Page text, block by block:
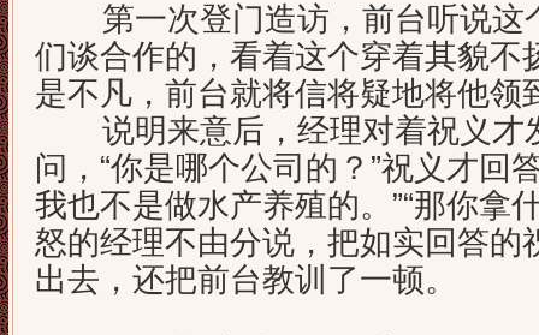
第一次登门造访，前台听说这
们谈合作的，看着这个穿着其貌不
是不凡，前台就将信将疑地将他领
说明来意后，经理对着祝义才
问，“你是哪个公司的？”祝义才回
我也不是做水产养殖的。”“那你拿
怒的经理不由分说，把如实回答的
出去，还把前台教训了一顿。